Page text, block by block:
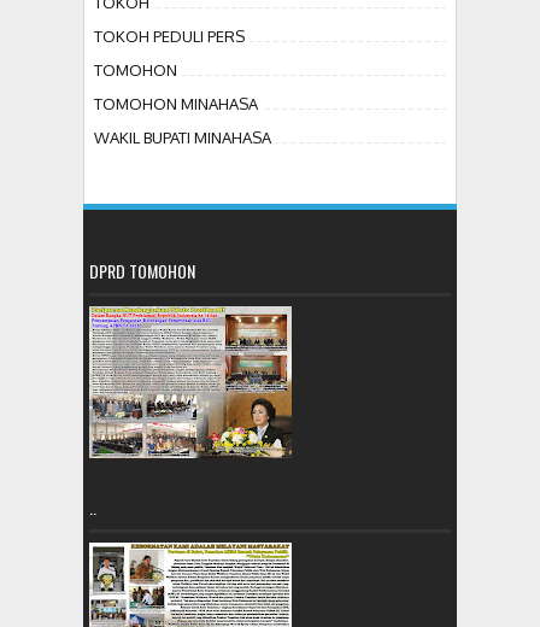
TOKOH PEDULI PERS
TOMOHON
TOMOHON MINAHASA
WAKIL BUPATI MINAHASA
DPRD TOMOHON